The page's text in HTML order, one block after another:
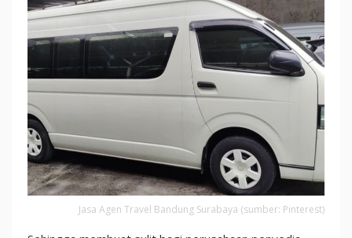
Jasa Agen Travel Bandung Surabaya (sumber: Pinterest)